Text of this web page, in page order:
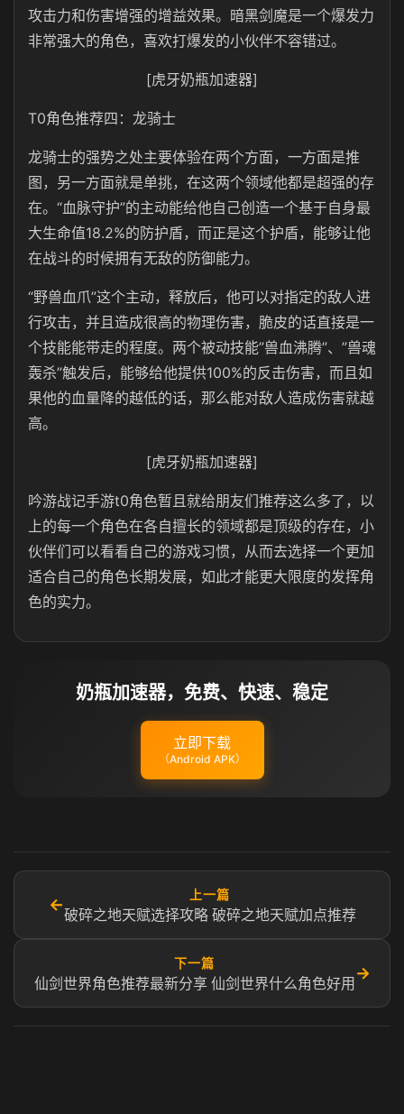
攻击力和伤害增强的增益效果。暗黑剑魔是一个爆发力
非常强大的角色，喜欢打爆发的小伙伴不容错过。
[虎牙奶瓶加速器]
T0角色推荐四：龙骑士
龙骑士的强势之处主要体验在两个方面，一方面是推
图，另一方面就是单挑，在这两个领域他都是超强的存
在。“血脉守护”的主动能给他自己创造一个基于自身最
大生命值18.2%的防护盾，而正是这个护盾，能够让他
在战斗的时候拥有无敌的防御能力。
“野兽血爪”这个主动，释放后，他可以对指定的敌人进
行攻击，并且造成很高的物理伤害，脆皮的话直接是一
个技能能带走的程度。两个被动技能”兽血沸腾”、”兽魂
轰杀”触发后，能够给他提供100%的反击伤害，而且如
果他的血量降的越低的话，那么能对敌人造成伤害就越
高。
[虎牙奶瓶加速器]
吟游战记手游t0角色暂且就给朋友们推荐这么多了，以
上的每一个角色在各自擅长的领域都是顶级的存在，小
伙伴们可以看看自己的游戏习惯，从而去选择一个更加
适合自己的角色长期发展，如此才能更大限度的发挥角
色的实力。
奶瓶加速器，免费、快速、稳定
立即下载
（Android APK）
←
上一篇
破碎之地天赋选择攻略 破碎之地天赋加点推荐
下一篇
仙剑世界角色推荐最新分享 仙剑世界什么角色好用
→